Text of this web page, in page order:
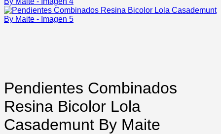
Pendientes Combinados
Resina Bicolor Lola
Casademunt By Maite